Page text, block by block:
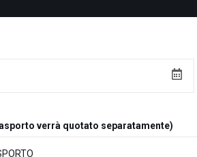
verrà quotato separatamente)